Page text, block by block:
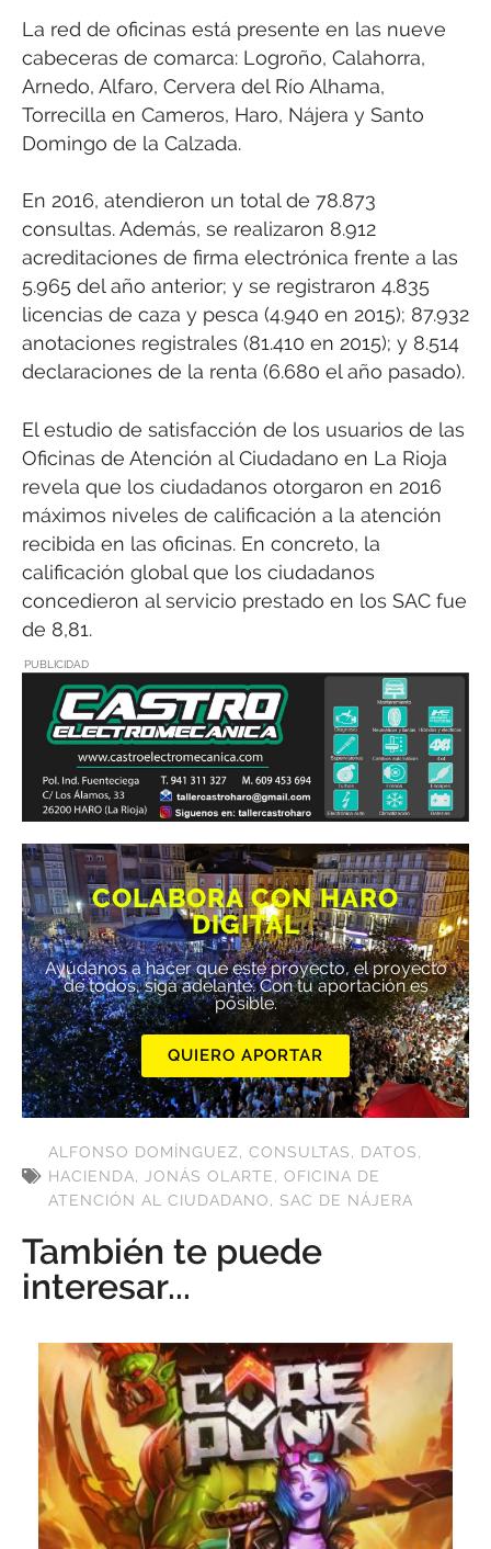
La red de oficinas está presente en las nueve
cabeceras de comarca: Logroño, Calahorra,
Arnedo, Alfaro, Cervera del Río Alhama,
Torrecilla en Cameros, Haro, Nájera y Santo
Domingo de la Calzada.
En 2016, atendieron un total de 78.873
consultas. Además, se realizaron 8.912
acreditaciones de firma electrónica frente a las
5.965 del año anterior; y se registraron 4.835
licencias de caza y pesca (4.940 en 2015); 87.932
anotaciones registrales (81.410 en 2015); y 8.514
declaraciones de la renta (6.680 el año pasado).
El estudio de satisfacción de los usuarios de las
Oficinas de Atención al Ciudadano en La Rioja
revela que los ciudadanos otorgaron en 2016
máximos niveles de calificación a la atención
recibida en las oficinas. En concreto, la
calificación global que los ciudadanos
concedieron al servicio prestado en los SAC fue
de 8,81.
PUBLICIDAD
COLABORA CON HARO
DIGITAL
Ayúdanos a hacer que este proyecto, el proyecto
de todos, siga adelante. Con tu aportación es
posible.
QUIERO APORTAR
ALFONSO DOMÍNGUEZ, CONSULTAS, DATOS,
HACIENDA, JONÁS OLARTE, OFICINA DE
ATENCIÓN AL CIUDADANO, SAC DE NÁJERA
También te puede
interesar...